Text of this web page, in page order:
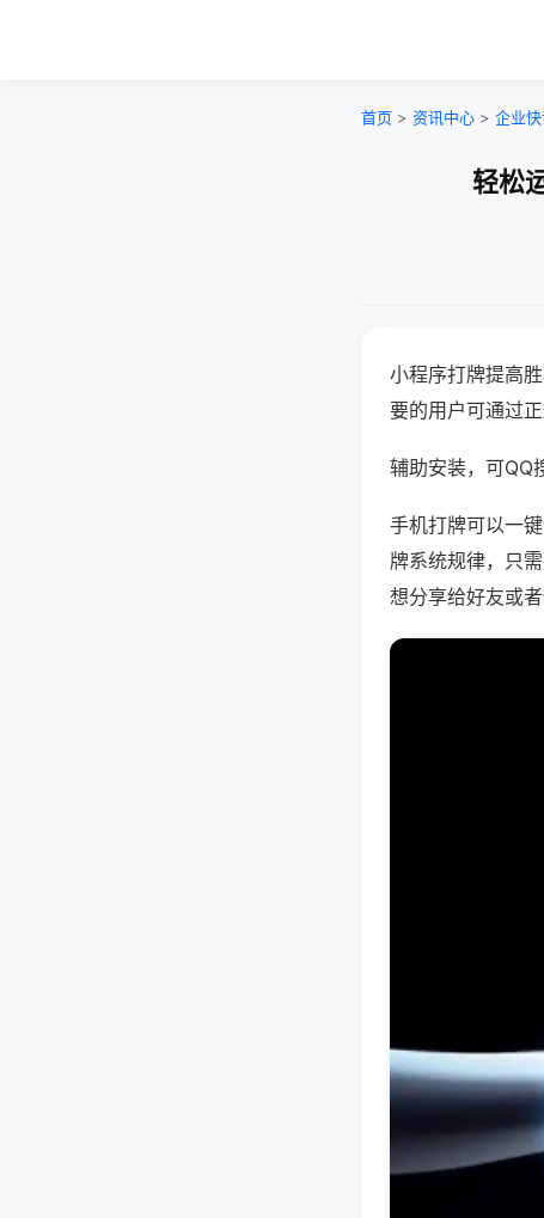
首页 > 资讯中心 > 企业快
轻松
小程序打牌提高
要的用户可通过
辅助安装，可
手机打牌可以一
牌系统规律，只
想分享给好友或